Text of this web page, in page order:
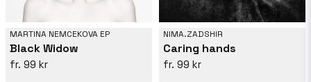
MARTINA NEMCEKOVA EP
Black Widow
99 kr
NIMA.ZADSHIR
Caring hands
99 kr